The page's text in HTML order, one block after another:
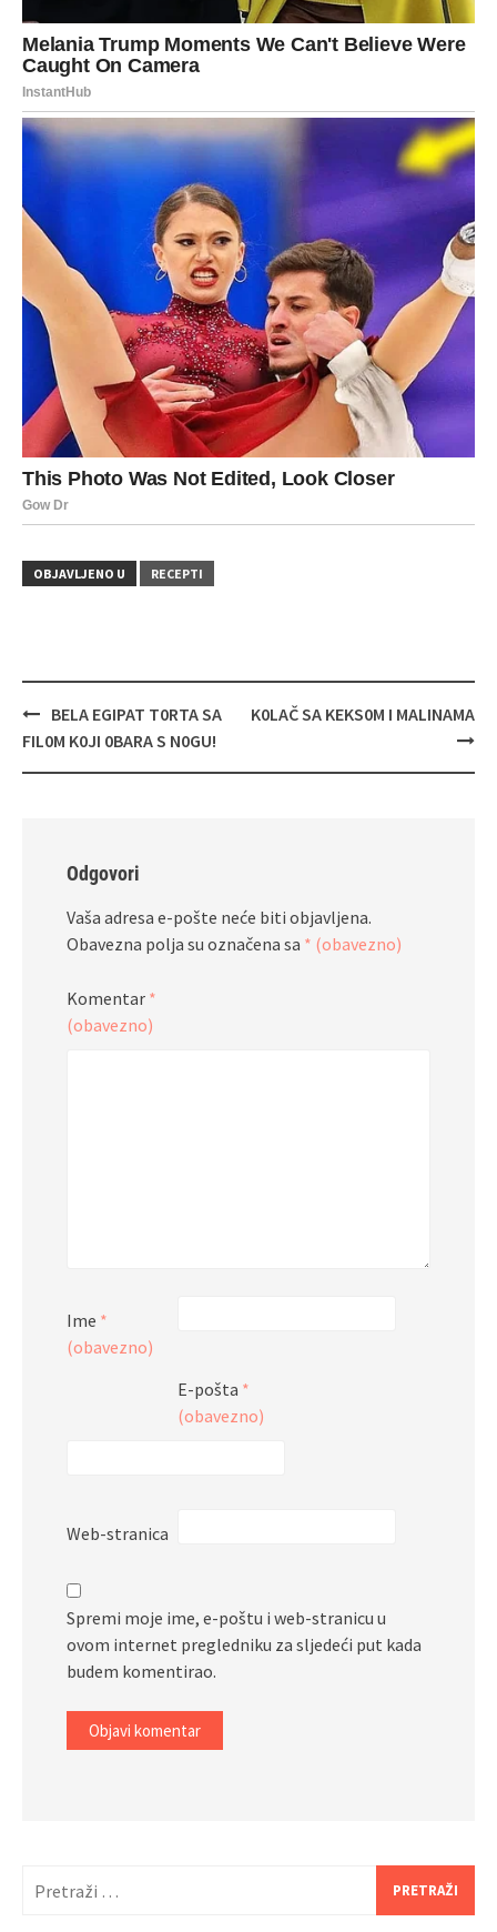
OBJAVLJENO U RECEPTI
Navigacija
objava
BELA EGIPAT T0RTA SA
FIL0M K0JI 0BARA S N0GU!
K0LAČ SA KEKS0M I MALINAMA
Odgovori
Vaša adresa e-pošte neće biti objavljena.
Obavezna polja su označena sa * (obavezno)
Komentar *
(obavezno)
Ime *
(obavezno)
E-pošta *
(obavezno)
Web-stranica
Spremi moje ime, e-poštu i web-stranicu u
ovom internet pregledniku za sljedeći put kada
budem komentirao.